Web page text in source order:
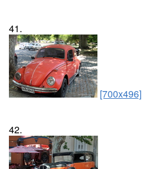
41.
[700x496]
42.